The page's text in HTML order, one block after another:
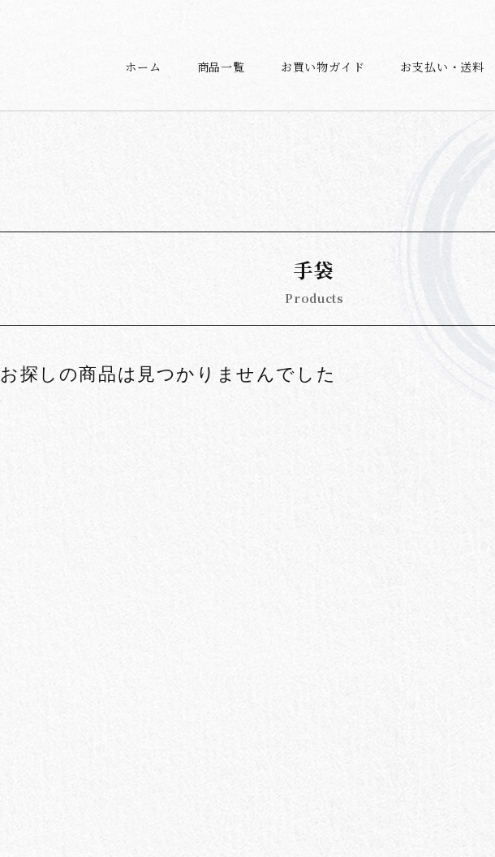
ホーム 商品一覧 お買い物ガイド お支払い・送料
手袋
Products
お探しの商品は見つかりませんでした